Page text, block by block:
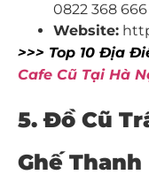
0822 368 666
Website:
>>> Top 10 Địa
Cafe Cũ Tại Hà
5. Đồ Cũ
Ghế Thanh